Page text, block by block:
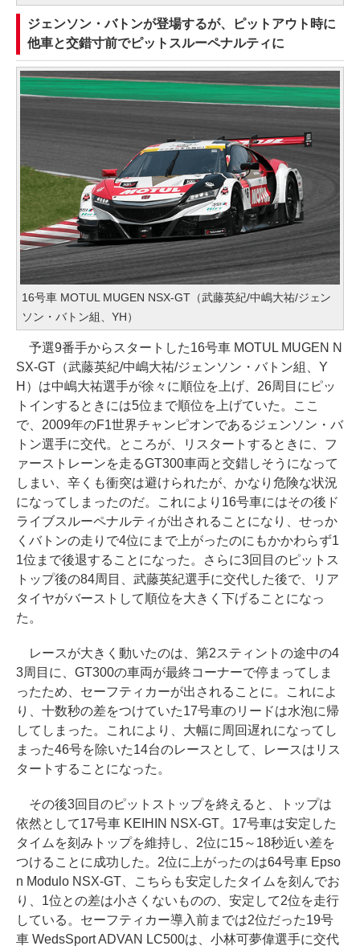
ジェンソン・バトンが登場するが、ピットアウト時に
他車と交錯寸前でピットスルーペナルティに
16号車 MOTUL MUGEN NSX-GT（武藤英紀/中嶋大祐/ジェン
ソン・バトン組、YH）
予選9番手からスタートした16号車 MOTUL MUGEN N
SX-GT（武藤英紀/中嶋大祐/ジェンソン・バトン組、Y
H）は中嶋大祐選手が徐々に順位を上げ、26周目にピッ
トインするときには5位まで順位を上げていた。ここ
で、2009年のF1世界チャンピオンであるジェンソン・バ
トン選手に交代。ところが、リスタートするときに、フ
ァーストレーンを走るGT300車両と交錯しそうになって
しまい、辛くも衝突は避けられたが、かなり危険な状況
になってしまったのだ。これにより16号車にはその後ド
ライブスルーペナルティが出されることになり、せっか
くバトンの走りで4位にまで上がったのにもかかわらず1
1位まで後退することになった。さらに3回目のピットス
トップ後の84周目、武藤英紀選手に交代した後で、リア
タイヤがバーストして順位を大きく下げることになっ
た。
レースが大きく動いたのは、第2スティントの途中の4
3周目に、GT300の車両が最終コーナーで停まってしま
ったため、セーフティカーが出されることに。これによ
り、十数秒の差をつけていた17号車のリードは水泡に帰
してしまった。これにより、大幅に周回遅れになってし
まった46号を除いた14台のレースとして、レースはリス
タートすることになった。
その後3回目のピットストップを終えると、トップは
依然として17号車 KEIHIN NSX-GT。17号車は安定した
タイムを刻みトップを維持し、2位に15～18秒近い差を
つけることに成功した。2位に上がったのは64号車 Epso
n Modulo NSX-GT、こちらも安定したタイムを刻んでお
り、1位との差は小さくないものの、安定して2位を走行
している。セーフティカー導入前までは2位だった19号
車 WedsSport ADVAN LC500は、小林可夢偉選手に交代